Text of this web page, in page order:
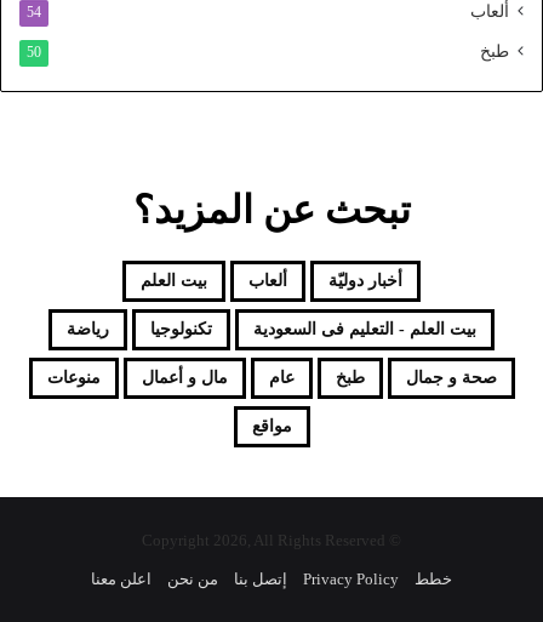
ألعاب 54
طبخ 50
تبحث عن المزيد؟
أخبار دوليّة ألعاب بيت العلم
بيت العلم - التعليم فى السعودية تكنولوجيا رياضة
صحة و جمال طبخ عام مال و أعمال منوعات
مواقع
خطط Privacy Policy إتصل بنا من نحن اعلن معنا